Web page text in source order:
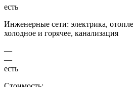
есть
Инженерные сети: электрика,
холодное и горячее, канализация
—
—
есть